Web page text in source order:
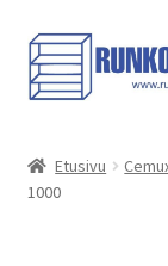
Siirry
navigointiin
Siirry
sisältöön
Kauppa
Etusivu
1000